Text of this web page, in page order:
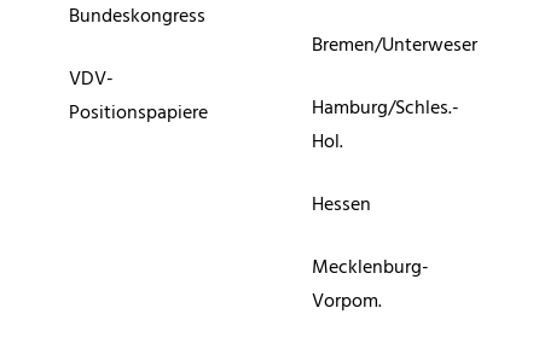
Bundeskongress
VDV-
Positionspapiere
Bremen/Unterweser
Hamburg/Schles.-
Hol.
Hessen
Mecklenburg-
Vorpom.